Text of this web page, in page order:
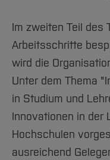
Im zweiten Teil des
Arbeitsschritte
wird die
Unter dem Thema
in Studium und
Innovationen in der
Hochschulen
ausreichend